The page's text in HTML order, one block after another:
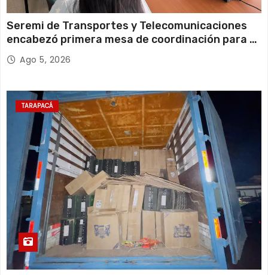
Seremi de Transportes y Telecomunicaciones
encabezó primera mesa de coordinación para el
retiro de cables en desuso en Iquique
Ago 5, 2026
TARAPACÁ